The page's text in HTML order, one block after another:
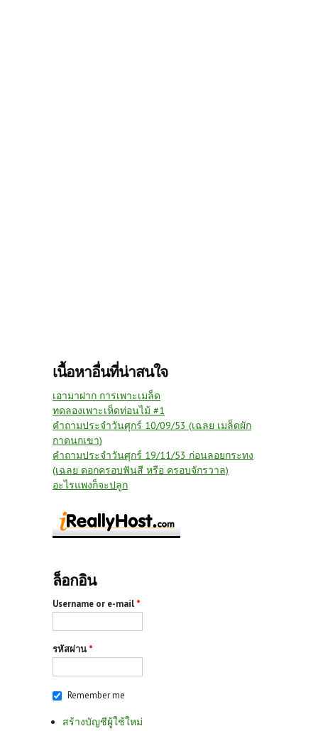
เนื้อหาอื่นที่น่าสนใจ
เอามาฝาก การเพาะเมล็ด
ทดลองเพาะเห็ดท่อนไม้ #1
คำถามประจำวันศุกร์ 10/09/53 (เฉลย เมล็ดผัก
กาดนกเขา)
คำถามประจำวันศุกร์ 19/11/53 ก่อนลอยกระทง
(เฉลย ดอกครอบฟันสี หรือ ครอบจักรวาล)
อะไรแพงก็จะปลูก
ล็อกอิน
Username or e-mail *
รหัสผ่าน *
Remember me
สร้างบัญชีผู้ใช้ใหม่